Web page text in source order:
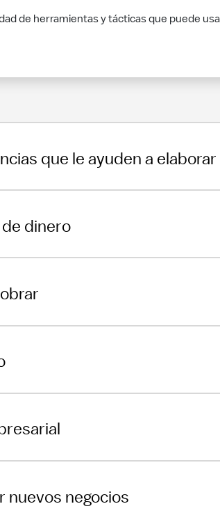
de herramientas y tácticas que puede
que le ayuden a
dinero
nuevos negocios